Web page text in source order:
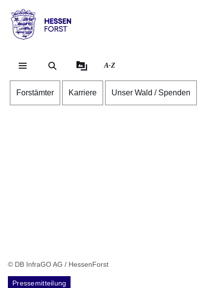
Hessen
Forst
A-Z
Forstämter Karriere Unser Wald / Spenden
© DB InfraGO AG / HessenForst
Pressemitteilung